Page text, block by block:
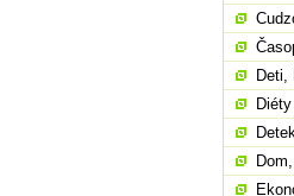
Deti,
Diéty